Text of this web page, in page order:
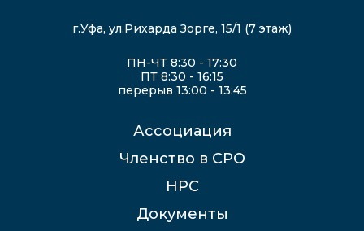
г.Уфа, ул.Рихарда Зорге, 15/1 (7 этаж)
ПН-ЧТ 8:30 - 17:30
ПТ 8:30 - 16:15
перерыв 13:00 - 13:45
Ассоциация
Членство в СРО
НРС
Документы